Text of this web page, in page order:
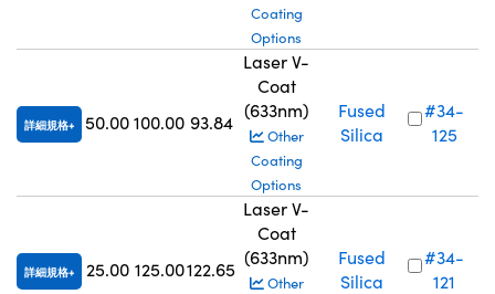
Coating
Options
詳細規格 50.00100.00 93.84
Laser V-
Coat
(633nm)
Other
Coating
Options
Fused
Silica
#34-
125
詳細規格 25.00 125.00122.65
Laser V-
Coat
(633nm)
Other
Fused
Silica
#34-
121